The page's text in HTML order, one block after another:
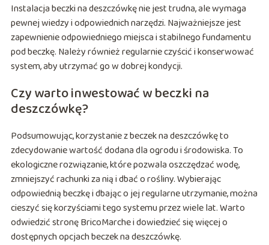
Instalacja beczki na deszczówkę nie jest trudna, ale wymaga
pewnej wiedzy i odpowiednich narzędzi. Najważniejsze jest
zapewnienie odpowiedniego miejsca i stabilnego fundamentu
pod beczkę. Należy również regularnie czyścić i konserwować
system, aby utrzymać go w dobrej kondycji.
Czy warto inwestować w beczki na
deszczówkę?
Podsumowując, korzystanie z beczek na deszczówkę to
zdecydowanie wartość dodana dla ogrodu i środowiska. To
ekologiczne rozwiązanie, które pozwala oszczędzać wodę,
zmniejszyć rachunki za nią i dbać o rośliny. Wybierając
odpowiednią beczkę i dbając o jej regularne utrzymanie, można
cieszyć się korzyściami tego systemu przez wiele lat. Warto
odwiedzić stronę BricoMarche i dowiedzieć się więcej o
dostępnych opcjach beczek na deszczówkę.